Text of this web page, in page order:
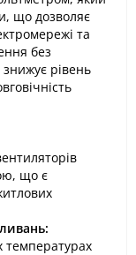
що дозволяє
та
без
рівень
що є
температурах